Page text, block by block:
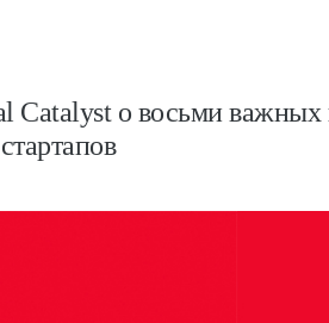
Catalyst о восьми важных
стартапов